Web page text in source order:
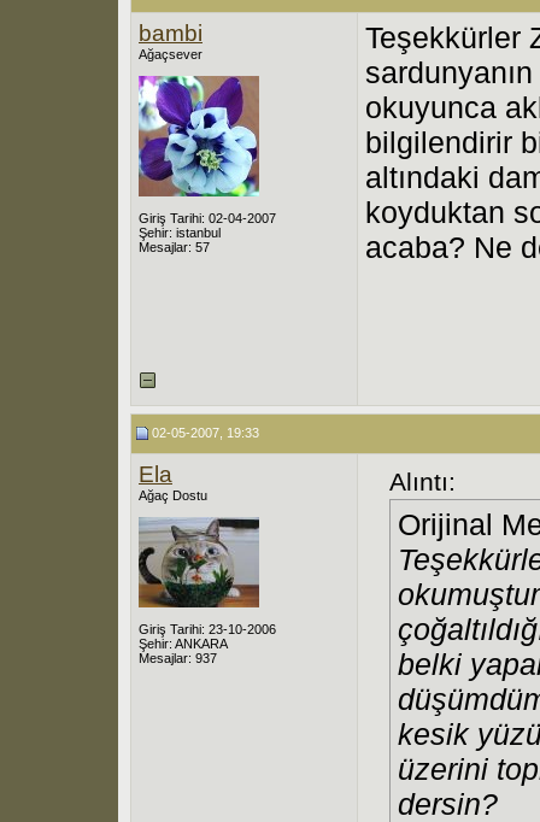
bambi
Ağaçsever
Giriş Tarihi: 02-04-2007
Şehir: istanbul
Mesajlar: 57
Teşekkürler
okuyunca
bilgilendirir
altındaki
koyduktan
acaba? Ne
02-05-2007, 19:33
Ela
Ağaç Dostu
Giriş Tarihi: 23-10-2006
Şehir: ANKARA
Mesajlar: 937
Alıntı:
Orijinal
belki
kesik
üzerini
dersin?